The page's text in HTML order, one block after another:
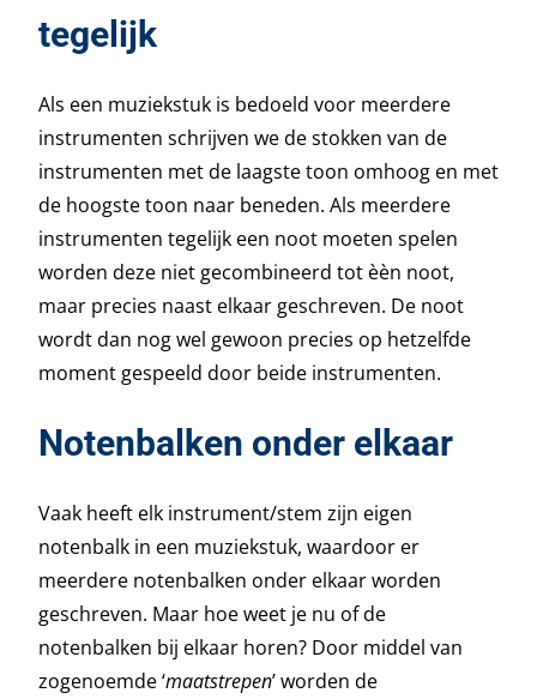
tegelijk
Als een muziekstuk is bedoeld voor meerdere
instrumenten schrijven we de stokken van de
instrumenten met de laagste toon omhoog en met
de hoogste toon naar beneden. Als meerdere
instrumenten tegelijk een noot moeten spelen
worden deze niet gecombineerd tot èèn noot,
maar precies naast elkaar geschreven. De noot
wordt dan nog wel gewoon precies op hetzelfde
moment gespeeld door beide instrumenten.
Notenbalken onder elkaar
Vaak heeft elk instrument/stem zijn eigen
notenbalk in een muziekstuk, waardoor er
meerdere notenbalken onder elkaar worden
geschreven. Maar hoe weet je nu of de
notenbalken bij elkaar horen? Door middel van
zogenoemde ‘maatstrepen’ worden de